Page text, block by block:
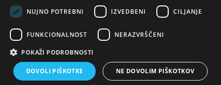
Lasje & nega las / Roke & nohti / Orodje - kozmetično /
Oprema za salone / Čistoča & zaščita / Ostalo
© Vse pravice pridržane. Produkcija:PNV d.o.o.
NUJNO POTREBNI
IZVEDBENI CILJANJE
FUNKCIONALNOST NERAZVRŠČENI
POKAŽI PODROBNOSTI
DOVOLI PIŠKOTKE NE DOVOLIM PIŠKOTKOV